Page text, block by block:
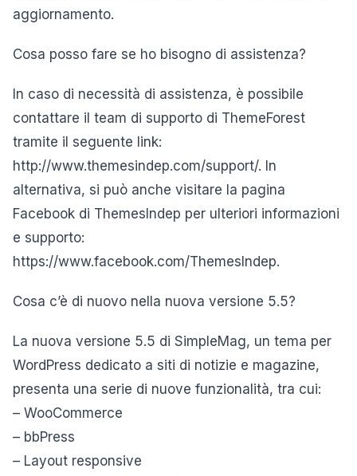
aggiornamento.
Cosa posso fare se ho bisogno di assistenza?
In caso di necessità di assistenza, è possibile
contattare il team di supporto di ThemeForest
tramite il seguente link:
http://www.themesindep.com/support/. In
alternativa, si può anche visitare la pagina
Facebook di ThemesIndep per ulteriori informazioni
e supporto:
https://www.facebook.com/ThemesIndep.
Cosa c’è di nuovo nella nuova versione 5.5?
La nuova versione 5.5 di SimpleMag, un tema per
WordPress dedicato a siti di notizie e magazine,
presenta una serie di nuove funzionalità, tra cui:
– WooCommerce
– bbPress
– Layout responsive